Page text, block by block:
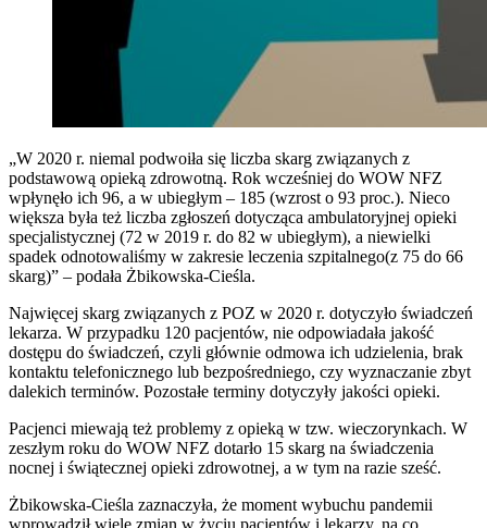
„W 2020 r. niemal podwoiła się liczba skarg związanych z
podstawową opieką zdrowotną. Rok wcześniej do WOW NFZ
wpłynęło ich 96, a w ubiegłym – 185 (wzrost o 93 proc.). Nieco
większa była też liczba zgłoszeń dotycząca ambulatoryjnej opieki
specjalistycznej (72 w 2019 r. do 82 w ubiegłym), a niewielki
spadek odnotowaliśmy w zakresie leczenia szpitalnego(z 75 do 66
skarg)” – podała Żbikowska-Cieśla.
Najwięcej skarg związanych z POZ w 2020 r. dotyczyło świadczeń
lekarza. W przypadku 120 pacjentów, nie odpowiadała jakość
dostępu do świadczeń, czyli głównie odmowa ich udzielenia, brak
kontaktu telefonicznego lub bezpośredniego, czy wyznaczanie zbyt
dalekich terminów. Pozostałe terminy dotyczyły jakości opieki.
Pacjenci miewają też problemy z opieką w tzw. wieczorynkach. W
zeszłym roku do WOW NFZ dotarło 15 skarg na świadczenia
nocnej i świątecznej opieki zdrowotnej, a w tym na razie sześć.
Żbikowska-Cieśla zaznaczyła, że moment wybuchu pandemii
wprowadził wiele zmian w życiu pacjentów i lekarzy, na co